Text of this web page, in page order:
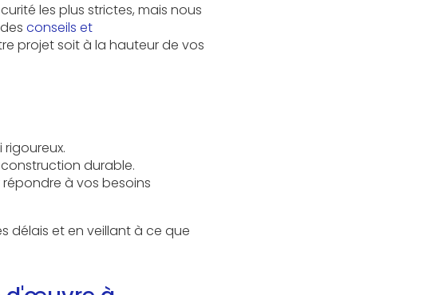
les plus strictes, mais nous
conseils et
projet soit à la hauteur de vos
durable.
à vos besoins
délais et en veillant à ce que